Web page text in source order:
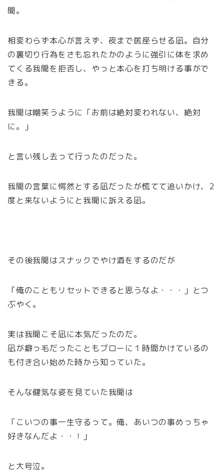
聞。
相変わらず本心が言えず、夜まで居座らせる凪。自分
の裏切り行為をさも忘れたかのように強引に体を求め
てくる我聞を拒否し、やっと本心を打ち明ける事がで
きる。
我聞は嘲笑うように「お前は絶対変われない、絶対
に。」
と言い残し去って行ったのだった。
我聞の言葉に愕然とする凪だったが慌てて追いかけ、2
度と来ないようにと我聞に訴える凪。
その後我聞はスナックでやけ酒をするのだが
「俺のこともリセットできると思うなよ・・・」とつ
ぶやく。
実は我聞こそ凪に本気だったのだ。
凪が癖っ毛だったこともブローに１時間かけているの
も付き合い始めた時から知っていた。
そんな健気な姿を見ていた我聞は
「こいつの事一生守るって。俺、あいつの事めっちゃ
好きなんだよ・・！」
と大号泣。